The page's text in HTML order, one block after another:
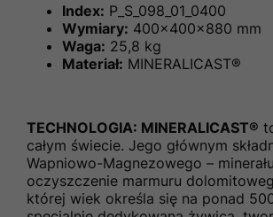
Index: P_S_098_01_0400
Wymiary: 400x400x880 mm
Waga: 25,8 kg
Materiał: MINERALICAST®
TECHNOLOGIA: MINERALICAST®
całym świecie. Jego głównym
Wapniowo-Magnezowego –
oczyszczenie marmuru
której wiek określa się na ponad